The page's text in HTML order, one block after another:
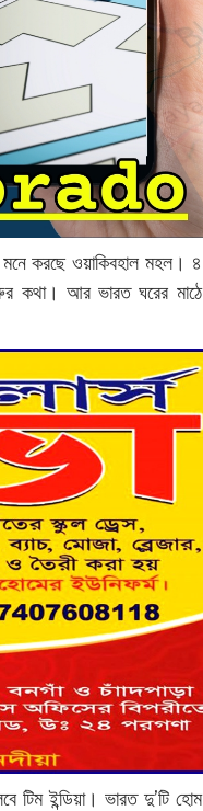
মনে করছে ওয়াকিবহাল মহল। ৪
কথা। আর ভারত ঘরের মাঠে
টিম ইন্ডিয়া। ভারত দু’টি হোম